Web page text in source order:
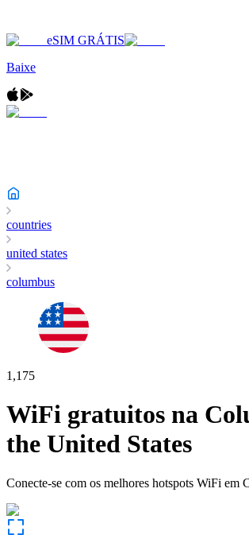
eSIM GRÁTIS
Baixe
countries
united states
columbus
1,175
WiFi gratuitos na
the United States
Conecte-se com os melhores hotspots WiFi em